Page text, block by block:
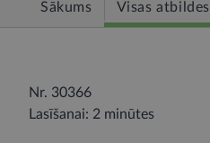
Sākums Visas atbildes
Nr. 30366
Lasīšanai: 2 minūtes